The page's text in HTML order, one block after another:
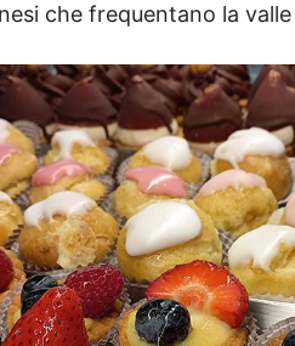
che frequentano la valle